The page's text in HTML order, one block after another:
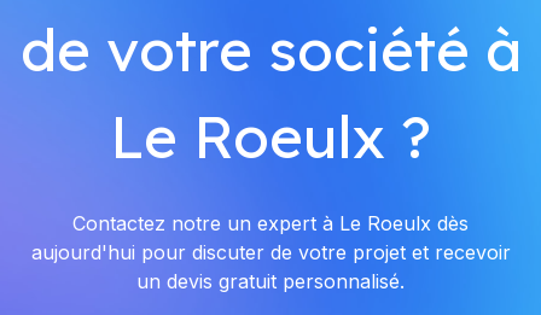
de votre société à
Le Roeulx ?
Contactez notre un expert à Le Roeulx dès
aujourd'hui pour discuter de votre projet et recevoir
un devis gratuit personnalisé.